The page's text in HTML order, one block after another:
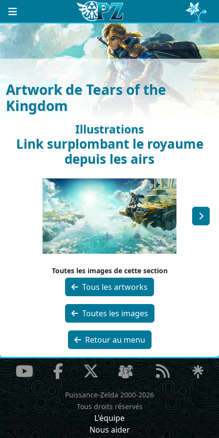
Artwork de Tears of the
Kingdom
Illustrations
Link surplombant le royaume
depuis les airs
Toutes les images de cette section
Tous les artworks
Toutes les images
Retour au menu
Puissance-Zelda 2000-2026
Tous droits réservés
L'équipe
Nous aider